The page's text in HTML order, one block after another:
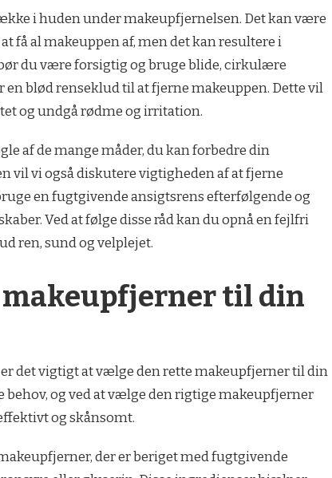
i huden under makeupfjernelsen. Det kan være
få al makeuppen af, men det kan resultere i
du være forsigtig og bruge blide, cirkulære
blød renseklud til at fjerne makeuppen. Dette vil
og undgå rødme og irritation.
af de mange måder, du kan forbedre din
vil vi også diskutere vigtigheden af at fjerne
en fugtgivende ansigtsrens efterfølgende og
Ved at følge disse råd kan du opnå en fejlfri
ren, sund og velplejet.
makeupfjerner til din
det vigtigt at vælge den rette makeupfjerner til din
og ved at vælge den rigtige makeupfjerner
og skånsomt.
der er beriget med fugtgivende